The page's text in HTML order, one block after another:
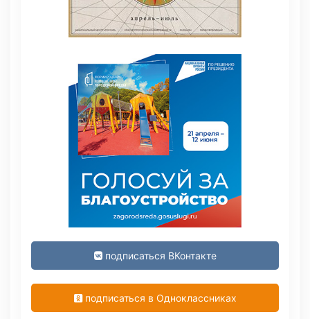
подписаться ВКонтакте
подписаться в Одноклассниках